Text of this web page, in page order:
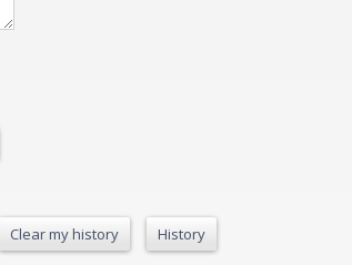
Clear my history History